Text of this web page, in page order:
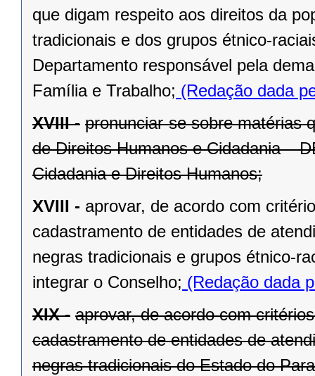
que digam respeito aos direitos da
tradicionais e dos grupos étnico-
Departamento responsável pela
Família e Trabalho; (Redação dada
XVIII - pronunciar-se sobre matérias
de Direitos Humanos e Cidadania –
Cidadania e Direitos Humanos;
XVIII - aprovar, de acordo com
cadastramento de entidades de
negras tradicionais e grupos étnico-
integrar o Conselho; (Redação dada
XIX - aprovar, de acordo com
cadastramento de entidades de
negras tradicionais do Estado do